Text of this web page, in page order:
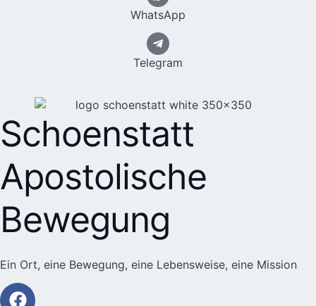
WhatsApp
Telegram
Schoenstatt
Apostolische
Bewegung
Ein Ort, eine Bewegung, eine Lebensweise, eine Mission